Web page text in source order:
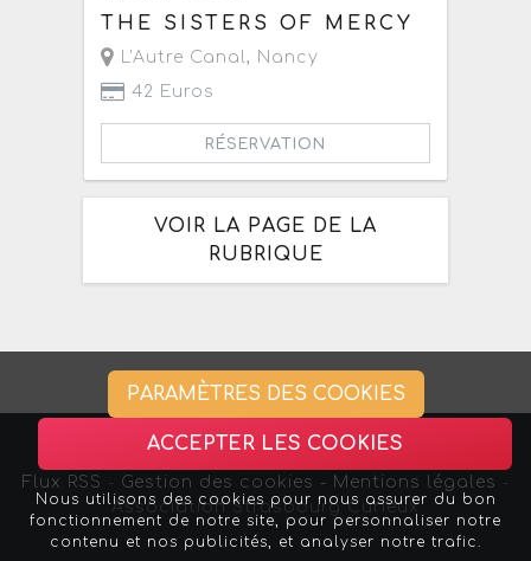
THE SISTERS OF MERCY
L'Autre Canal , Nancy
42 Euros
RÉSERVATION
VOIR LA PAGE DE LA
RUBRIQUE
Flux RSS Gestion des cookies - Mentions légales
Association Strasbourg Curieux
PARAMÈTRES DES COOKIES
ACCEPTER LES COOKIES
Nous utilisons des cookies pour nous assurer du bon
fonctionnement de notre site, pour personnaliser notre
contenu et nos publicités, et analyser notre trafic.